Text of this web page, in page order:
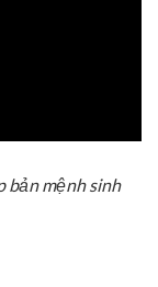
bản mệnh sinh